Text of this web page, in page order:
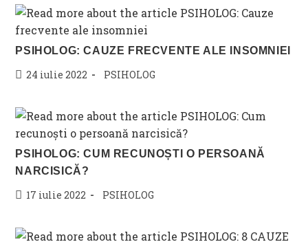
PSIHOLOG: CAUZE FRECVENTE ALE INSOMNIEI
Post24 iulie 2022
Post
PSIHOLOG
PSIHOLOG: CUM RECUNOȘTI O PERSOANĂ
NARCISICĂ?
Post17 iulie 2022
Post
PSIHOLOG